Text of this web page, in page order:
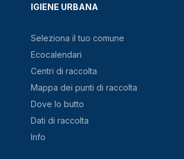
IGIENE URBANA
Seleziona il tuo comune
Ecocalendari
Centri di raccolta
Mappa dei punti di raccolta
Dove lo butto
Dati di raccolta
Info